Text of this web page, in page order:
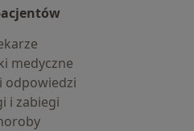
medyczne
odpowiedzi
i zabiegi